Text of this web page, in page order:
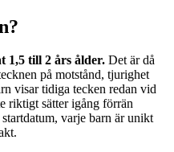
1,5 till 2 års ålder. Det är då
på motstånd, tjurighet
visar tidiga tecken redan vid
riktigt sätter igång förrän
varje barn är unikt